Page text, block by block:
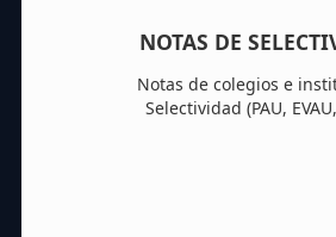
NOTAS DE
Notas de colegios e
Selectividad (PAU,